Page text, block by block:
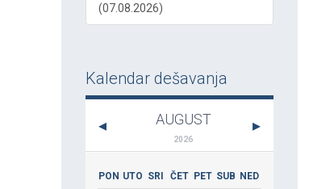
(07.08.2026)
Kalendar dešavanja
AUGUST
2026
PON UTO SRI ČET PET SUB NED